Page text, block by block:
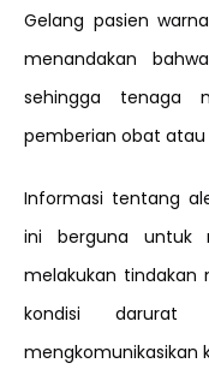
Gelang pasien
menandakan
sehingga tenaga
pemberian obat atau
Informasi tentang
ini berguna untuk
melakukan
kondisi
mengkomunikasikan